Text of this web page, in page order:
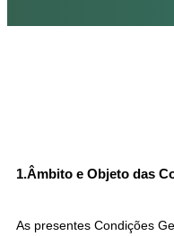
1.Âmbito e Objeto das
As presentes Condições